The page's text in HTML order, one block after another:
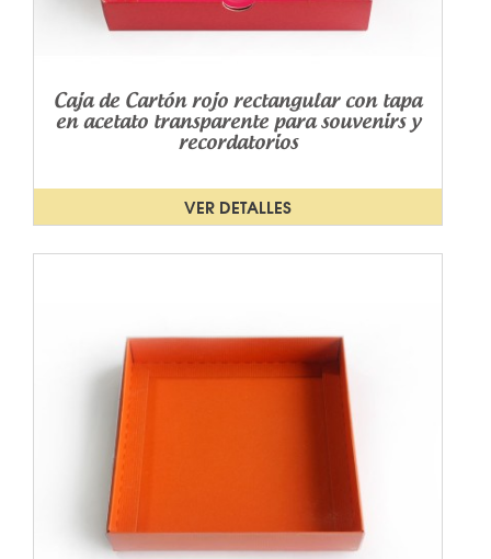
Caja de Cartón rojo rectangular con tapa
en acetato transparente para souvenirs y
recordatorios
VER DETALLES